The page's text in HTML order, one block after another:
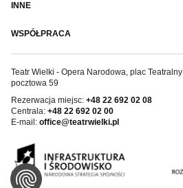
INNE
WSPÓŁPRACA
Teatr Wielki - Opera Narodowa, plac
pocztowa 59
Rezerwacja miejsc: +48 22 692 02 08
Centrala: +48 22 692 02 00
E-mail: office@teatrwielki.pl